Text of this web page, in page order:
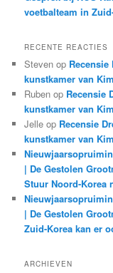
voetbalteam in
RECENTE REACTIES
Steven op
kunstkamer van
Ruben op Recensie
kunstkamer van
Jelle op Recensie
kunstkamer van
| De Gestolen
Stuur Noord-Korea
| De Gestolen
Zuid-Korea kan er
ARCHIEVEN